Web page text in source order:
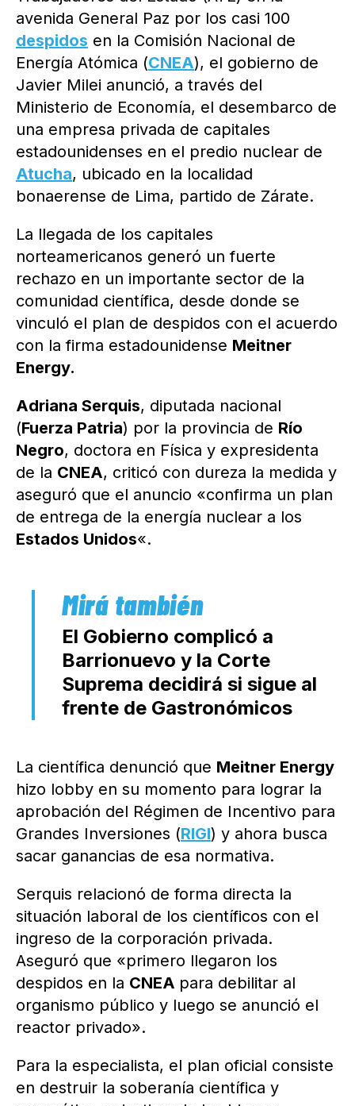
avenida General Paz por los casi 100
despidos en la Comisión Nacional de
Energía Atómica (CNEA), el gobierno de
Javier Milei anunció, a través del
Ministerio de Economía, el desembarco de
una empresa privada de capitales
estadounidenses en el predio nuclear de
Atucha, ubicado en la localidad
bonaerense de Lima, partido de Zárate.
La llegada de los capitales
norteamericanos generó un fuerte
rechazo en un importante sector de la
comunidad científica, desde donde se
vinculó el plan de despidos con el acuerdo
con la firma estadounidense Meitner
Energy.
Adriana Serquis, diputada nacional
(Fuerza Patria) por la provincia de Río
Negro, doctora en Física y expresidenta
de la CNEA, criticó con dureza la medida y
aseguró que el anuncio «confirma un plan
de entrega de la energía nuclear a los
Estados Unidos«.
El Gobierno complicó a
Barrionuevo y la Corte
Suprema decidirá si sigue al
frente de Gastronómicos
La científica denunció que Meitner Energy
hizo lobby en su momento para lograr la
aprobación del Régimen de Incentivo para
Grandes Inversiones (RIGI) y ahora busca
sacar ganancias de esa normativa.
Serquis relacionó de forma directa la
situación laboral de los científicos con el
ingreso de la corporación privada.
Aseguró que «primero llegaron los
despidos en la CNEA para debilitar al
organismo público y luego se anunció el
reactor privado».
Para la especialista, el plan oficial consiste
en destruir la soberanía científica y